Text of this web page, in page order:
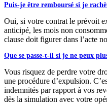
Puis-je être remboursé si je
Oui, si votre contrat le prévoit
anticipé, les mois non
clause doit figurer dans l’acte
Que se passe-t-il si je ne peux
Vous risquez de perdre votre
une procédure d’expulsion.
indemnités par rapport à vos
dès la simulation avec votre